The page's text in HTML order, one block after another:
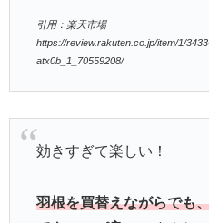
引用：楽天市場
https://review.rakuten.co.jp/item/1/
atx0b_1_70559208/
効きすぎて楽しい！
羽根を買替えながらでも